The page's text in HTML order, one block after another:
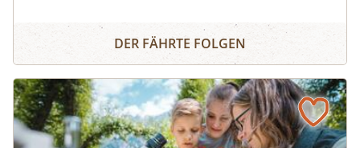
gleichzeitig Wissen über den Wert und den
Schutz der Natur vermitteln. ⁠⁠Finde dein
Touren in ganz Oberösterreich wählen: Egal ob
Lamatour, Flussexpedition, Pflanzenworkshops
oder Bergerlebnis – es ist für jede Altersgruppe
Naturerlebnis
DER FÄHRTE FOLGEN